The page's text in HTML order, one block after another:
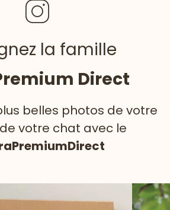
la famille
Direct
belles photos de votre
votre chat avec le